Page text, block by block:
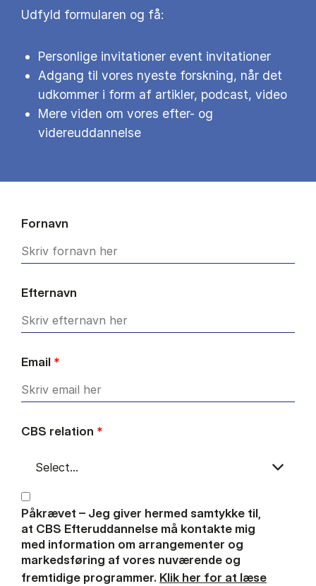
Udfyld formularen og få:
Personlige invitationer event invitationer
Adgang til vores nyeste forskning, når det
udkommer i form af artikler, podcast, video
Mere viden om vores efter- og
videreuddannelse
Fornavn
Efternavn
Email *
CBS relation *
Påkrævet – Jeg giver hermed samtykke til,
at CBS Efteruddannelse må kontakte mig
med information om arrangementer og
markedsføring af vores nuværende og
fremtidige programmer. Klik her for at læse